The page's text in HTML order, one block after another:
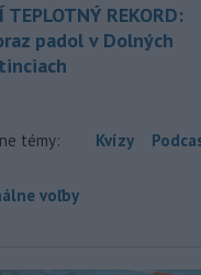
TEPLOTNÝ REKORD:
padol v Dolných
témy: Kvízy
voľby